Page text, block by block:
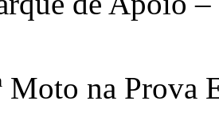
Moto na Prova